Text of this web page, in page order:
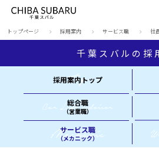
トップページ 採用案内 サービス職 社
千葉スバルの採
採用案内トップ
総合職
（営業職）
サービス職
（メカニック）